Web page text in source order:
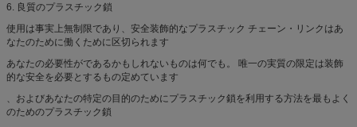
6. 良質のプラスチック鎖
使用は事実上無制限であり、安全装飾的なプラスチック チェーン・リンクはあ
なたのために働くために区切られます
あなたの必要性がであるかもしれないものは何でも。 唯一の実質の限定は装飾
的な安全を必要とするもの定めています
、およびあなたの特定の目的のためにプラスチック鎖を利用する方法を最もよく
のためのプラスチック鎖